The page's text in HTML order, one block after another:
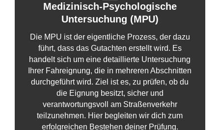
Medizinisch-Psychologische
Untersuchung (MPU)
Die MPU ist der eigentliche Prozess, der dazu
führt, dass das Gutachten erstellt wird. Es
handelt sich um eine detaillierte Untersuchung
Ihrer Fahreignung, die in mehreren Abschnitten
durchgeführt wird. Ziel ist es, zu prüfen, ob du
die Eignung besitzt, sicher und
verantwortungsvoll am Straßenverkehr
teilzunehmen. Hier begleiten wir dich zum
erfolgreichen Bestehen deiner Prüfung.